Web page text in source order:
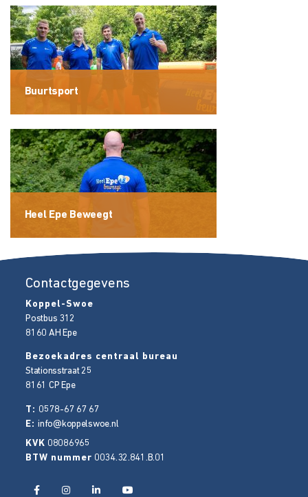
Buurtsport
Heel Epe Beweegt
Contactgegevens
Koppel-Swoe
Postbus 312
8160 AH Epe
Bezoekadres centraal bureau
Stationsstraat 25
8161 CP Epe
T: 0578-67 67 67
E:info@koppelswoe.nl
KVK 08086965
BTW nummer 0034.32.841.B.01